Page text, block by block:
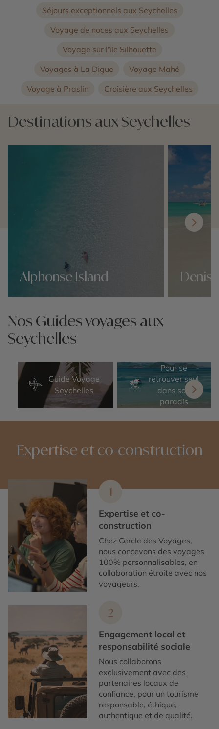
Séjours exceptionnels aux Seychelles
Voyage de noces aux Seychelles
Voyage sur l'île Silhouette
Voyages à La Digue
Voyage Mahé
Voyage à Praslin
Croisière aux Seychelles
Destinations aux Seychelles
Alphonse Island Denis
Nos Guides voyages aux
Seychelles
Guide Voyage
Seychelles
Pour se
retrouver seul
dans son
paradis
Expertise et co-construction
1
Expertise et co-
construction
Chez Cercle des Voyages,
nous concevons des voyages
100% personnalisables, en
collaboration étroite avec nos
voyageurs.
2
Engagement local et
responsabilité sociale
Nous collaborons
exclusivement avec des
partenaires locaux de
confiance, pour un tourisme
responsable, éthique,
authentique et de qualité.